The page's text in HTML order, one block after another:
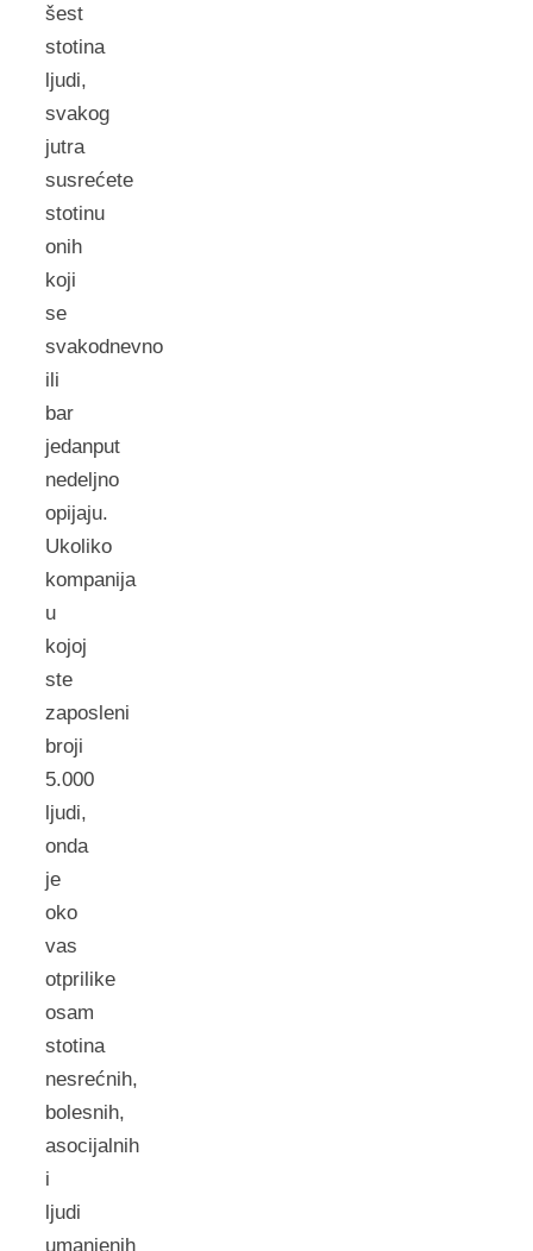
šest
stotina
ljudi,
svakog
jutra
susrećete
stotinu
onih
koji
se
svakodnevno
ili
bar
jedanput
nedeljno
opijaju.
Ukoliko
kompanija
u
kojoj
ste
zaposleni
broji
5.000
ljudi,
onda
je
oko
vas
otprilike
osam
stotina
nesrećnih,
bolesnih,
asocijalnih
i
ljudi
umanjenih